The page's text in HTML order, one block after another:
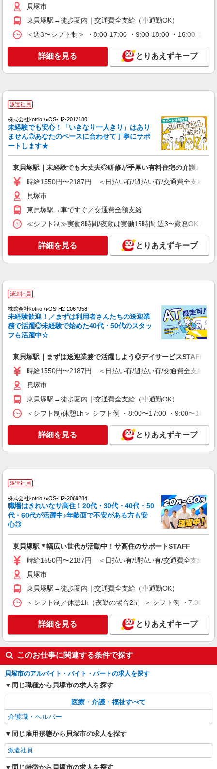
時給1550円〜2187円 ＜日払い有/週払い有/交
通費全支給(ガソリン代含む)＞
貝塚市
キープ 詳細を見る
派遣社員
株式会社kotrio /●OS-H2-2094026
リハビリサポート等
時給1550円〜2187円 ＜日払い有/週払い有/交
通費全支給(ガソリン代含む)＞
貝塚市
派遣社員
株式会社kotrio /●OS-H2-2067075
事サポートなど
時給1550円〜2187円 ＜日払い有/週払い有/交
通費全支給(ガソリン代含む)＞
キープ 詳細を見る
株式会社kotrio /●OS-H2-1980932
<貝塚市>高時給&シフト柔軟でいいとこ取り♪
時給1550円〜2187円 ＜日払い有/週払い有/交
通費全支給(ガソリン代含む)＞
貝塚市
派遣社員
≪東貝塚駅≫夜勤なし！未経験・ブランクOK
時給1550円〜2187円 ＜日払い有/週払い有/交
キープ 詳細を見る
派遣社員
株式会社kotrio /●OS-H2-2068640
で趣味も満喫
時給1550円〜2187円 ＜日払い有/週払い有/交
キープ 詳細を見る
株式会社kotrio /●OS-H2-2086439
＜貝塚市＞小さなデイサービスSTAFF募集≪
週3勤務≫≪夕方退社≫
時給1550円〜2187円 ＜日払い有/週払い有/交
通費全支給(ガソリン代含む)＞
貝塚市
キープ 詳細を見る
派遣社員
場へ★サ高住スタッフ
貝塚市
東貝塚駅→徒歩圏内｜交通費全支給（車通勤OK）
＜週3〜シフト制＞ ・8:00-17:00 ・9:00-18:00 ・16:00-
詳細を見る とりあえずキープ
派遣社員
株式会社kotrio /●OS-H2-2012180
未経験でも安心！「いきなり一人きり」はあり
ません◎あなたのペースに合わせて丁寧にサポ
ートします★
東貝塚駅｜未経験でも大丈夫◎研修が手厚い有料住宅の介護♪
時給1550円〜2187円 ＜日払い有/週払い有/交通費全支給(ガ
貝塚市
東貝塚駅→車ですぐ／交通費全額支給
≪シフト制≫実働8時間/夜勤は実働15時間 週3〜勤務OK 希
詳細を見る とりあえずキープ
派遣社員
株式会社kotrio /●OS-H2-2067958
未経験歓迎！／まずは利用者さんたちの送迎業
務で活躍◎未経験で始めた40代・50代のスタッ
フも活躍中☆
東貝塚駅｜まずは送迎業務で活躍しよう◎デイサービスSTAFF
時給1550円〜2187円 ＜日払い有/週払い有/交通費全支給(ガ
貝塚市
東貝塚駅→徒歩圏内｜交通費全支給（車通勤OK）
＜シフト制/休憩1h＞ シフト例 ・8:00〜17:00 ・9:00〜
詳細を見る とりあえずキープ
派遣社員
株式会社kotrio /●OS-H2-2069284
職場はきれいなサ高住！20代・30代・40代・50
代・60代が活躍中♪年齢面で不安がある方も安
心◎
東貝塚駅＊幅広い世代が活動中！サ高住のサポートSTAFF
時給1550円〜2187円 ＜日払い有/週払い有/交通費全支給(ガ
貝塚市
東貝塚駅→徒歩圏内｜交通費全支給（車通勤OK）
＜シフト制／休憩1h（夜勤の場合2h）＞ シフト例 ・7:30
詳細を見る とりあえずキープ
このお仕事に関連する条件で探す
貝塚市のアルバイト・バイト・パートの求人を探す
同じ職種から貝塚市の求人を探す
医療・介護・福祉すべて
介護職・ヘルパー
同じ雇用形態から貝塚市の求人を探す
派遣社員
同じ特徴から貝塚市の求人を探す